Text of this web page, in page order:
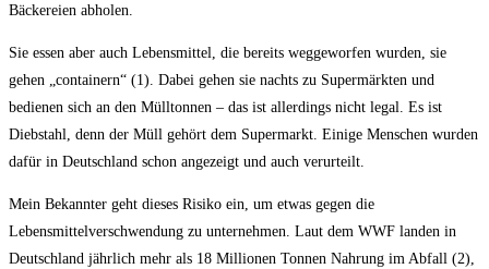
Bäckereien abholen.
Sie essen aber auch Lebensmittel, die bereits weggeworfen wurden, sie
gehen „containern“ (1). Dabei gehen sie nachts zu Supermärkten und
bedienen sich an den Mülltonnen – das ist allerdings nicht legal. Es ist
Diebstahl, denn der Müll gehört dem Supermarkt. Einige Menschen wurden
dafür in Deutschland schon angezeigt und auch verurteilt.
Mein Bekannter geht dieses Risiko ein, um etwas gegen die
Lebensmittelverschwendung zu unternehmen. Laut dem WWF landen in
Deutschland jährlich mehr als 18 Millionen Tonnen Nahrung im Abfall (2),